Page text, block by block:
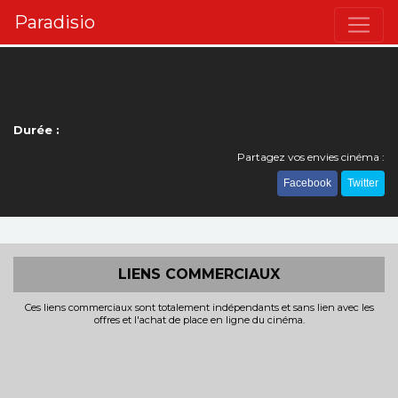
Paradisio
Durée :
Partagez vos envies cinéma :
Facebook Twitter
LIENS COMMERCIAUX
Ces liens commerciaux sont totalement indépendants et sans lien avec les
offres et l'achat de place en ligne du cinéma.